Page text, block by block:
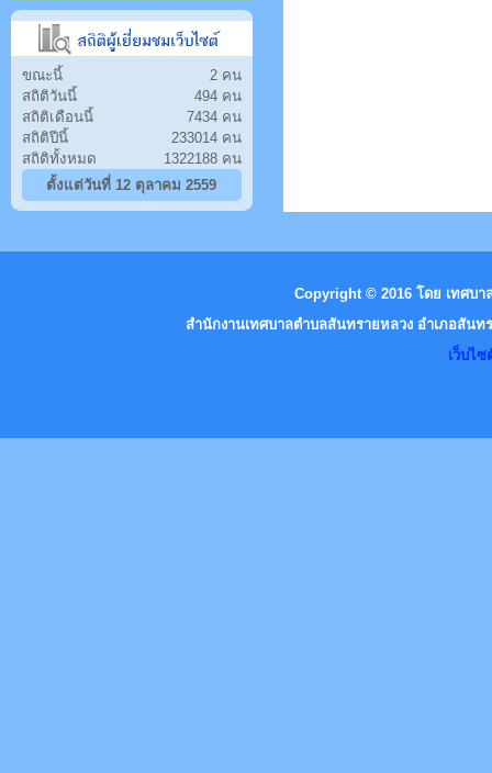
ขณะนี้
2 คน
สถิติวันนี้
494 คน
สถิติเดือนนี้
7434 คน
สถิติปีนี้
233014 คน
สถิติทั้งหมด
1322188 คน
ตั้งแต่วันที่ 12 ตุลาคม 2559
Copyright © 2016 โดย เทศบ
สำนักงานเทศบาลตำบลสันทรายหลวง อำเภอสันท
เว็บไ